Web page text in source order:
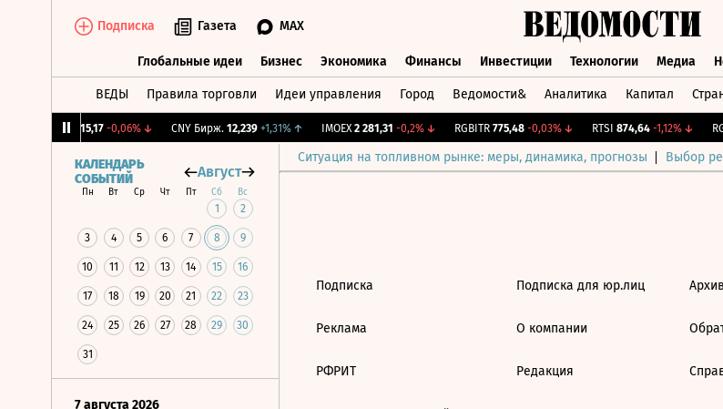
Подписка Газета MAX
Глобальные идеи Бизнес Экономика Финансы Инвестиции Технологии Медиа
ВЕДЫ Правила торговли Идеи управления Город Ведомости& Аналитика Капитал
115,17 -0,06%↓ CNY Бирж. 12,239 +1,31%↑ IMOEX 2 281,31 -0,2%↓ RGBITR 775,48 -0,03%↓ RTSI 874,64 -1,12%↓
Ситуация на топливном рынке: меры, динамика, прогнозы Выбор
КАЛЕНДАРЬ
СОБЫТИЙ
Август
Пн Вт Ср Чт Пт Сб Вс
1 2
3 4 5 6 7 8 9
10 11 12 13 14 15 16
17 18 19 20 21 22 23
24 25 26 27 28 29 30
31
7 августа 2026
Подписка
Реклама
РФРИТ
Подписка для юр.лиц
О компании
Редакция
Архив